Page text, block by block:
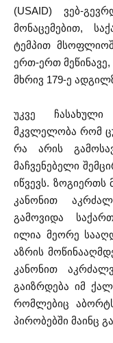
(USAID) ვებ-
მონაცემებით,
ტემპით
ერთ-ერთ
მხრივ 179-ე
უკვე
მკვლელობა რომ
რა არის
მაჩვენებელი
იწვევს. ზოგიერთს
კანონით
გამოვიდა
ილია მეორე
აზრის
კანონით
გაიზრდება იმ
რომლებიც
პირობებში მაინც